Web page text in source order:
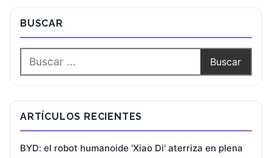
BUSCAR
ARTÍCULOS RECIENTES
BYD: el robot humanoide 'Xiao Di' aterriza en plena